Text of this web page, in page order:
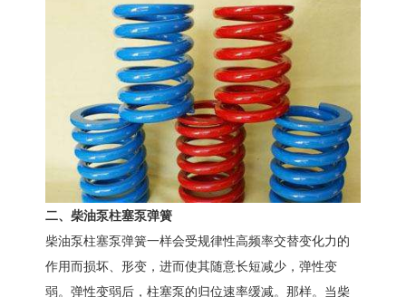
二、柴油泵柱塞泵弹簧
柴油泵柱塞泵弹簧一样会受规律性高频率交替变化力的
作用而损坏、形变，进而使其随意长短减少，弹性变
弱。弹性变弱后，柱塞泵的归位速率缓减。那样。当柴